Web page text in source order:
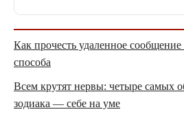
Как прочесть удаленное сообщение
способа
Всем крутят нервы: четыре самых
зодиака — себе на уме